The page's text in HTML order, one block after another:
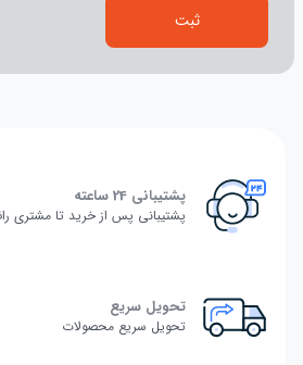
ثبت
پشتیبانی 24 ساعته
پشتیبانی پس از خرید تا مشتری
تحویل سریع
تحویل سریع محصولات